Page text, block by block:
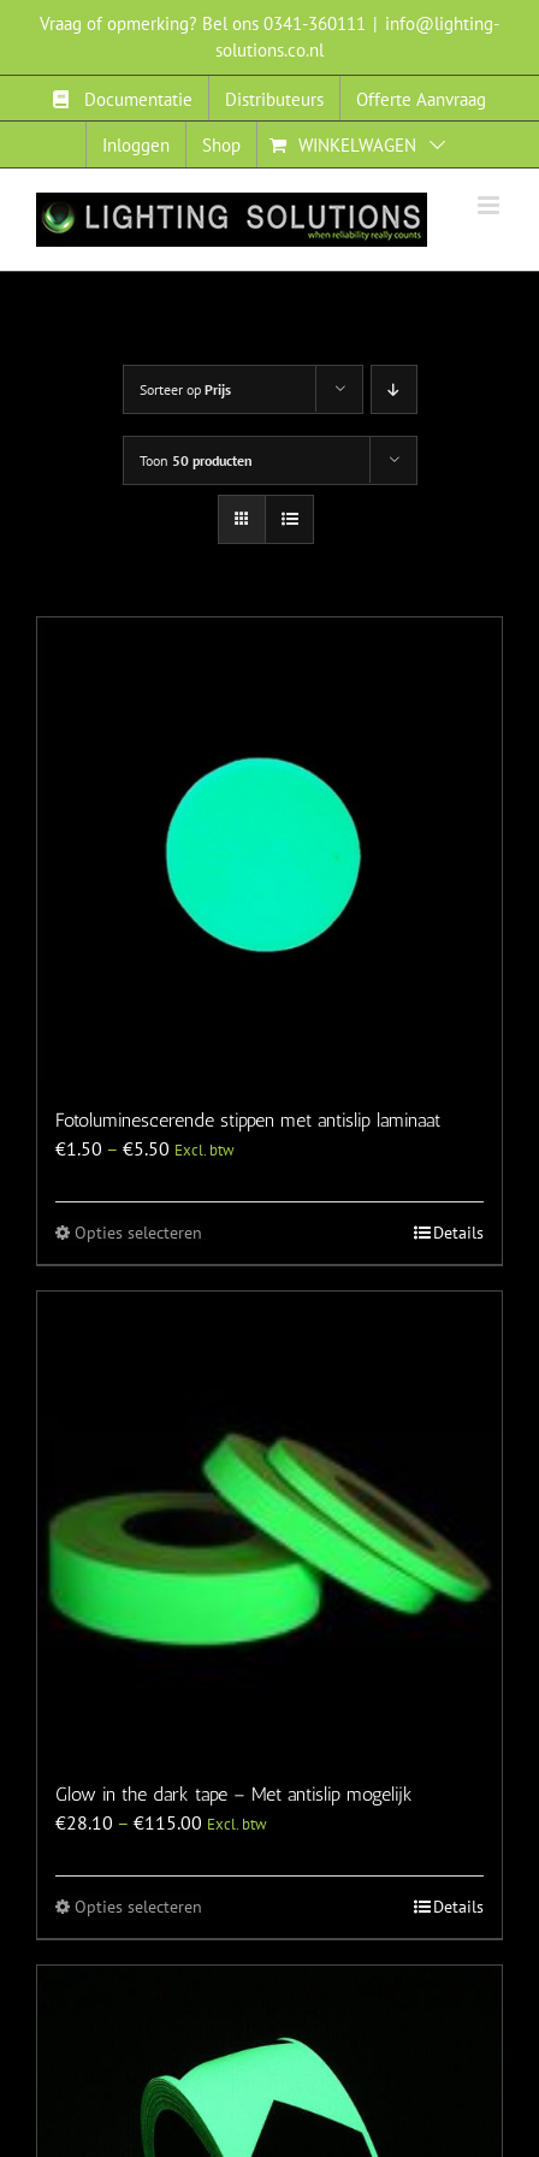
Vraag of opmerking? Bel ons 0341-360111 | info@lighting-
solutions.co.nl
Documentatie Distributeurs
Offerte Aanvraag
Inloggen
Shop WINKELWAGEN
Sorteer op Prijs
Toon 50 producten
Fotoluminescerende stippen met antislip laminaat
€1.50 – €5.50 Excl. btw
Opties selecteren Details
Glow in the dark tape – Met antislip mogelijk
€28.10 – €115.00 Excl. btw
Opties selecteren Details